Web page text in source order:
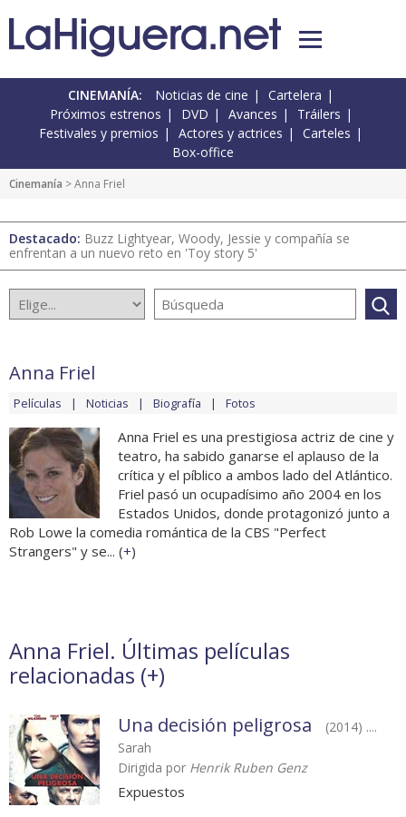
CINEMANÍA: Noticias de cine
Cartelera
Próximos estrenos
DVD Avances
Tráilers
Festivales y premios
Actores y actrices
Carteles
Box-office
Cinemanía > Anna Friel
Destacado: Buzz Lightyear, Woody, Jessie y compañía se
enfrentan a un nuevo reto en 'Toy story 5'
Anna Friel
Películas Noticias Biografía Fotos
Anna Friel es una prestigiosa actriz de cine y
teatro, ha sabido ganarse el aplauso de la
crítica y el píblico a ambos lado del Atlántico.
Friel pasó un ocupadísimo año 2004 en los
Estados Unidos, donde protagonizó junto a
Rob Lowe la comedia romántica de la CBS "Perfect
Strangers" y se... (+)
Anna Friel. Últimas películas
relacionadas (+)
Una decisión peligrosa
(2014) ....
Sarah
Dirigida por Henrik Ruben Genz
Expuestos